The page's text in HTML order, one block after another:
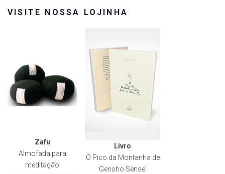
VISITE NOSSA LOJINHA
Zafu
Almofada para
meditação
Livro
O Pico da Montanha de
Gensho Sensei